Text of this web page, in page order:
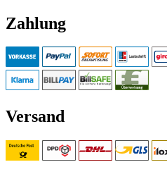
Zahlung
Versand